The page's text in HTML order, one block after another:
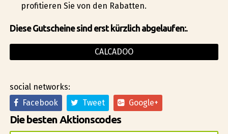
profitieren Sie von den Rabatten.
Diese Gutscheine sind erst kürzlich abgelaufen:.
CALCADOO
social networks:
Facebook
Tweet Google+
Die besten Aktionscodes